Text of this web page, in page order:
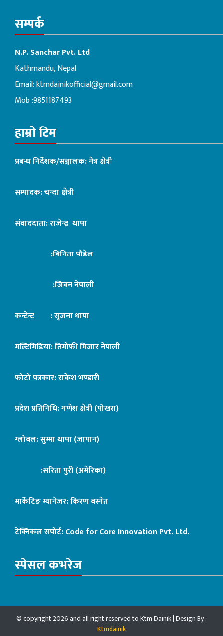
सम्पर्क
N.P. Sanchar Pvt. Ltd
Kathmandu, Nepal
Email:ktmdainikofficial@gmail.com
Mob :9851187493
हाम्रो टिम
प्रबन्ध निर्देशक/सञ्चालक: नेत्र क्षेत्री
सम्पादक: चन्दा क्षेत्री
संवाददाता: राजेन्द्र थापा
:बिनिता पौडेल
:जिबन नेपाली
कन्टेन्ट : सृजना थापा
मल्टिमिडिया: तिमोफी मिजार नेपाली
फोटो पत्रकार: राकेश भण्डारी
प्रदेश प्रतिनिधि: गणेश क्षेत्री (पोखरा)
ग्लोबल: सुम्मा थापा (जापान)
:सरिता पुरी (अमेरिका)
मार्केटिङ म्यानेजर: किरण बस्नेत
टेक्निकल सपोर्ट:Code for Core Innovation Pvt. Ltd.
स्पेसल कभरेज
© copyright 2026 and all right reserved to Ktm Dainik | Design By :
Ktmdainik